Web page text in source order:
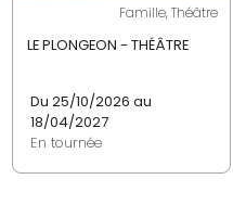
Famille, Théâtre
LE PLONGEON - THÉÂTRE
Du 25/10/2026 au
18/04/2027
En tournée